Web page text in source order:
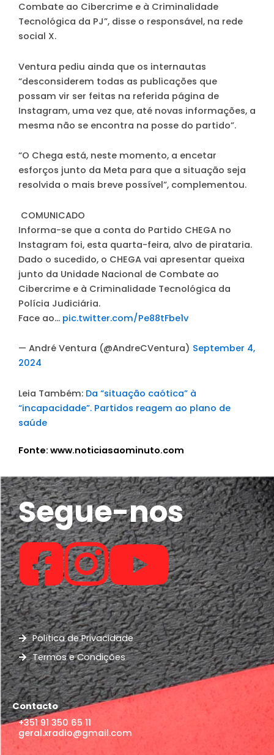
Combate ao Cibercrime e à Criminalidade
Tecnológica da PJ”, disse o responsável, na rede
social X.
Ventura pediu ainda que os internautas
“desconsiderem todas as publicações que
possam vir ser feitas na referida página de
Instagram, uma vez que, até novas informações, a
mesma não se encontra na posse do partido”.
“O Chega está, neste momento, a encetar
esforços junto da Meta para que a situação seja
resolvida o mais breve possível”, complementou.
️ COMUNICADO ️
Informa-se que a conta do Partido CHEGA no
Instagram foi, esta quarta-feira, alvo de pirataria.
Dado o sucedido, o CHEGA vai apresentar queixa
junto da Unidade Nacional de Combate ao
Cibercrime e à Criminalidade Tecnológica da
Polícia Judiciária.
Face ao… pic.twitter.com/Pe88tFbe1v
— André Ventura (@AndreCVentura) September 4,
2024
Leia Também: Da “situação caótica” à
“incapacidade”. Partidos reagem ao plano de
saúde
Fonte: www.noticiasaominuto.com
Segue-nos
Política de Privacidade
Termos e Condições
Contacto
+351 91 350 65 11
geral.xradio@gmail.com